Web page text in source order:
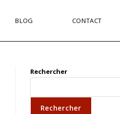
BLOG CONTACT
Rechercher
Rechercher